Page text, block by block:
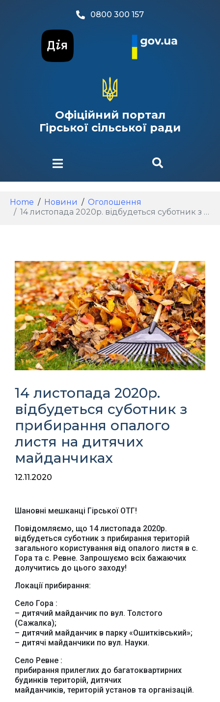
0800 300 157
Офіційний портал
Гірської сільської ради
Home Новини
Оголошення
14 листопада 2020р. відбудеться суботник з прибирання опалого листя на дитячих майданчиках
14 листопада 2020р.
відбудеться суботник з
прибирання опалого
листя на дитячих
майданчиках
12.11.2020
Шановні мешканці Гірської ОТГ!
Повідомляємо, що 14 листопада 2020р.
відбудеться суботник з прибирання територій
загального користування від опалого листя в с.
Гора та с. Ревне. Запрошуємо всіх бажаючих
долучитись до цього заходу!
Локації прибирання:
Село Гора :
– дитячий майданчик по вул. Толстого
(Сажалка);
– дитячий майданчик в парку «Ошитківський»;
– дитячі майданчики по вул. Науки.
Село Ревне :
прибирання прилеглих до багатоквартирних
будинків територій, дитячих
майданчиків, територій установ та організацій.
Офіційний веб-сайт
Верховної Ради
України
представництво
Президента України